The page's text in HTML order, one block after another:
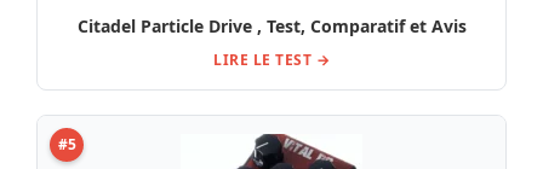
Citadel Particle Drive , Test, Comparatif et Avis
LIRE LE TEST →
#5